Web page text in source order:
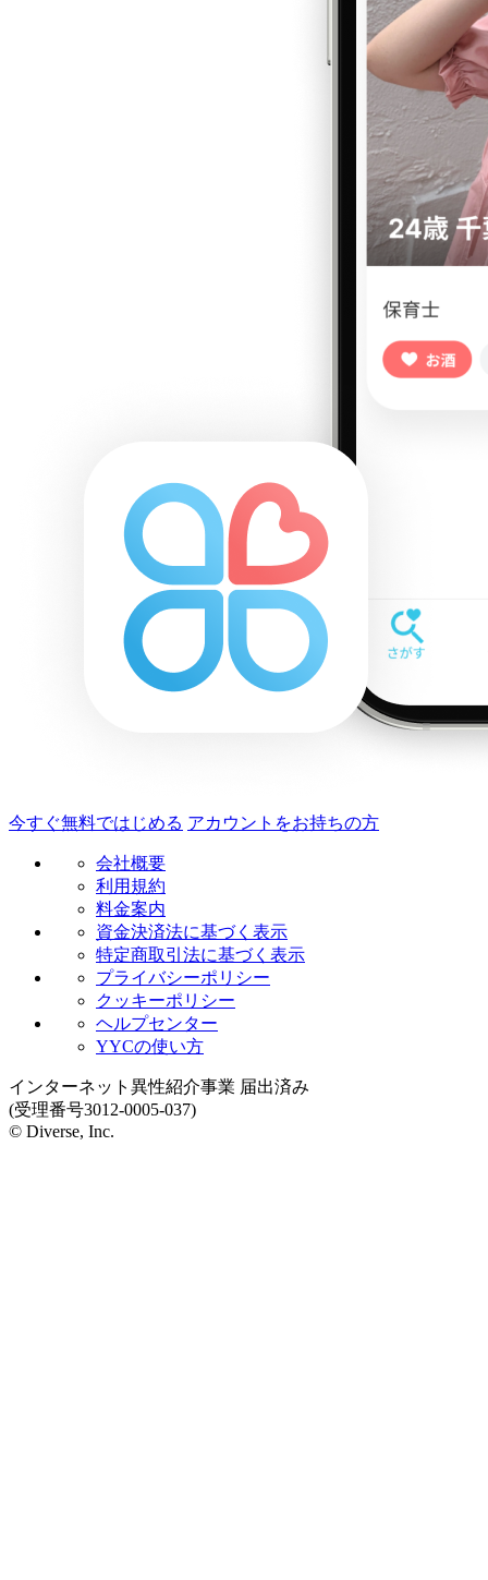
今すぐ無料ではじめる アカウントをお持ちの方
会社概要
利用規約
料金案内
資金決済法に基づく表示
特定商取引法に基づく表示
プライバシーポリシー
クッキーポリシー
ヘルプセンター
YYCの使い方
インターネット異性紹介事業 届出済み
(受理番号3012-0005-037)
© Diverse, Inc.